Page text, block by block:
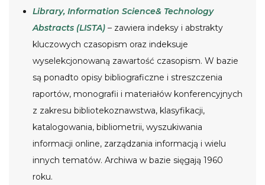
Library, Information Science& Technology
Abstracts (LISTA) – zawiera indeksy i abstrakty
kluczowych czasopism oraz indeksuje
wyselekcjonowaną zawartość czasopism. W bazie
są ponadto opisy bibliograficzne i streszczenia
raportów, monografii i materiałów konferencyjnych
z zakresu bibliotekoznawstwa, klasyfikacji,
katalogowania, bibliometrii, wyszukiwania
informacji online, zarządzania informacją i wielu
innych tematów. Archiwa w bazie sięgają 1960
roku.